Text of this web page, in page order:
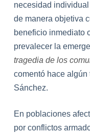
necesidad
de manera objetiva
beneficio inmediato
prevalecer la
tragedia de los
comentó hace algún
Sánchez.
En poblaciones
por conflictos